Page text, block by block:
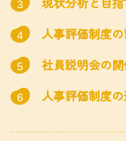
3
4 人事評価制度
5 社員説明会の
6 人事評価制度